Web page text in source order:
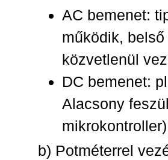
AC bemenet:
működik,
közvetlenül
DC bemenet:
Alacsony
b) Potméterrel